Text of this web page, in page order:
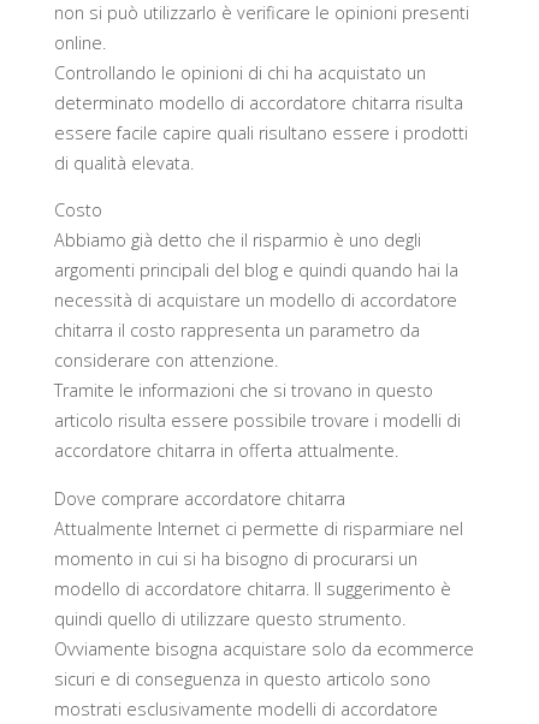
non si può utilizzarlo è verificare le opinioni presenti
online.
Controllando le opinioni di chi ha acquistato un
determinato modello di accordatore chitarra risulta
essere facile capire quali risultano essere i prodotti
di qualità elevata.
Costo
Abbiamo già detto che il risparmio è uno degli
argomenti principali del blog e quindi quando hai la
necessità di acquistare un modello di accordatore
chitarra il costo rappresenta un parametro da
considerare con attenzione.
Tramite le informazioni che si trovano in questo
articolo risulta essere possibile trovare i modelli di
accordatore chitarra in offerta attualmente.
Dove comprare accordatore chitarra
Attualmente Internet ci permette di risparmiare nel
momento in cui si ha bisogno di procurarsi un
modello di accordatore chitarra. Il suggerimento è
quindi quello di utilizzare questo strumento.
Ovviamente bisogna acquistare solo da ecommerce
sicuri e di conseguenza in questo articolo sono
mostrati esclusivamente modelli di accordatore